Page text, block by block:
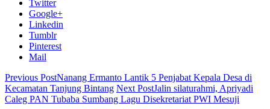
Twitter
Google+
Linkedin
Tumblr
Pinterest
Mail
Previous PostNanang Ermanto Lantik 5 Penjabat Kepala Desa di
Kecamatan Tanjung Bintang Next PostJalin silaturahmi, Apriyadi
Caleg PAN Tubaba Sumbang Lagu Disekretariat PWI Mesuji